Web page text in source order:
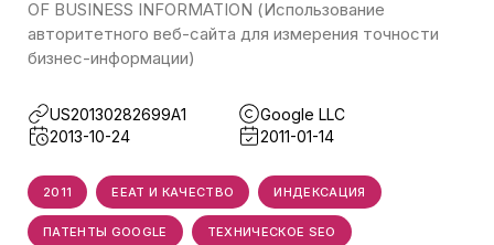
OF BUSINESS INFORMATION (Использование
авторитетного веб-сайта для измерения точности
бизнес-информации)
US20130282699A1
Google LLC
2013-10-24
2011-01-14
2011 EEAT И КАЧЕСТВО ИНДЕКСАЦИЯ
ПАТЕНТЫ GOOGLE ТЕХНИЧЕСКОЕ SEO